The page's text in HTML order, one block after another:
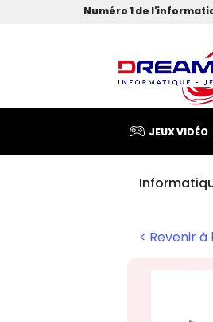
Numéro 1 de
JEUX VIDÉO
< Revenir